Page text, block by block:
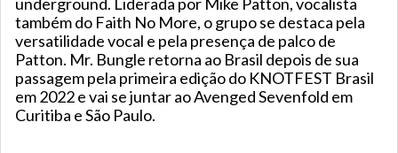
também do Faith No More, o grupo se destaca pela
versatilidade vocal e pela presença de palco de
Patton. Mr. Bungle retorna ao Brasil depois de sua
passagem pela primeira edição do KNOTFEST Brasil
em 2022 e vai se juntar ao Avenged Sevenfold em
Curitiba e São Paulo.